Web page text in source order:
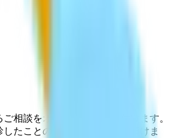
相談をオンラインで受け付けます。
たことのない方でもご相談頂けま